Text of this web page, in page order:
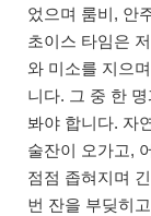
었으며 룸비, 안
초이스 타임은
와 미소를 지으
니다. 그 중 한
봐야 합니다. 자
술잔이 오가고,
점점 좁혀지며
번 잔을 부딪히